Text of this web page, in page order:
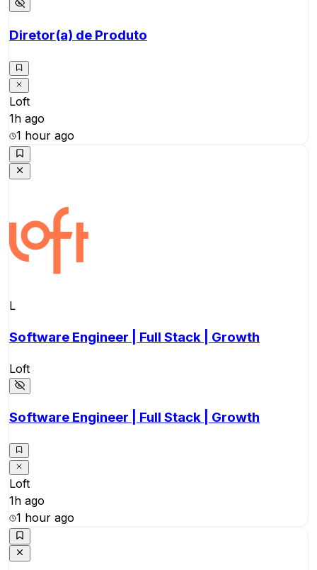
Diretor(a) de Produto
Loft
1h ago
1 hour ago
L
Software Engineer | Full Stack | Growth
Loft
Software Engineer | Full Stack | Growth
Loft
1h ago
1 hour ago